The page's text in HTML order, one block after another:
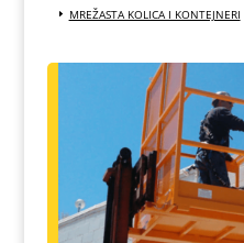
MREŽASTA KOLICA I KONTEJNERI